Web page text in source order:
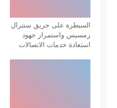
السيطرة على حريق سنترال
رمسيس واستمرار جهود
استعادة خدمات الاتصالات